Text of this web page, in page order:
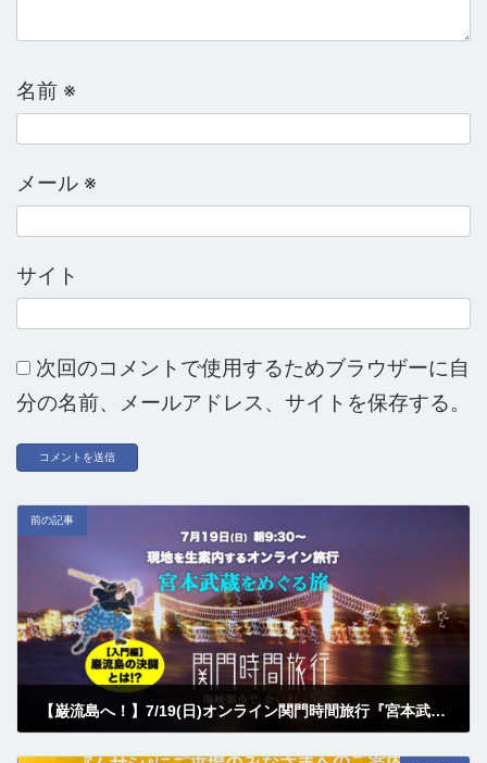
名前 ※
メール ※
サイト
次回のコメントで使用するためブラウザーに自
分の名前、メールアドレス、サイトを保存する。
前の記事
【巌流島へ！】7/19(日)オンライン関門時間旅行『宮本武蔵をめぐる旅』